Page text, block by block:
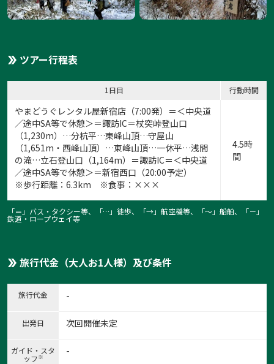
ツアー行程表
1日目 行動時間
やまどうぐレンタル屋新宿店 （7:00発）＝＜中央道
／途中SA等で休憩＞＝諏訪IC＝杖突峠登山口
（1,230m）…分杭平…東峰山頂…守屋山
（1,651m・西峰山頂）…東峰山頂…一休平…浅間
の滝…立石登山口（1,164m）＝諏訪IC＝＜中央道
／途中SA等で休憩＞＝新宿西口（20:00予定）
※歩行距離：6.3km ※食事：×××
4.5時
間
「＝」バス・タクシー等、「…」徒歩、「→」航空機等、「〜」船舶、「－」
鉄道・ロープウェイ等
旅行代金（大人お1人様）及び条件
旅行代金 -
出発日 次回開催未定
ガイド・スタ
ッフ※ -